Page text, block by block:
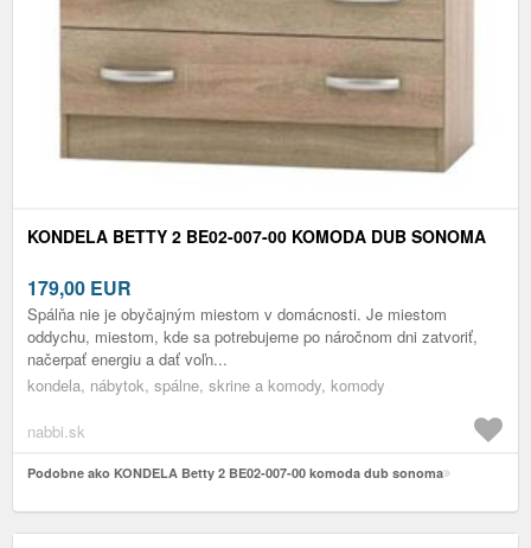
KONDELA BETTY 2 BE02-007-00 KOMODA DUB SONOMA
179,00 EUR
Spálňa nie je obyčajným miestom v domácnosti. Je miestom
oddychu, miestom, kde sa potrebujeme po náročnom dni zatvoriť,
načerpať energiu a dať voľn...
kondela, nábytok, spálne, skrine a komody, komody
nabbi.sk
Podobne ako KONDELA Betty 2 BE02-007-00 komoda dub sonoma